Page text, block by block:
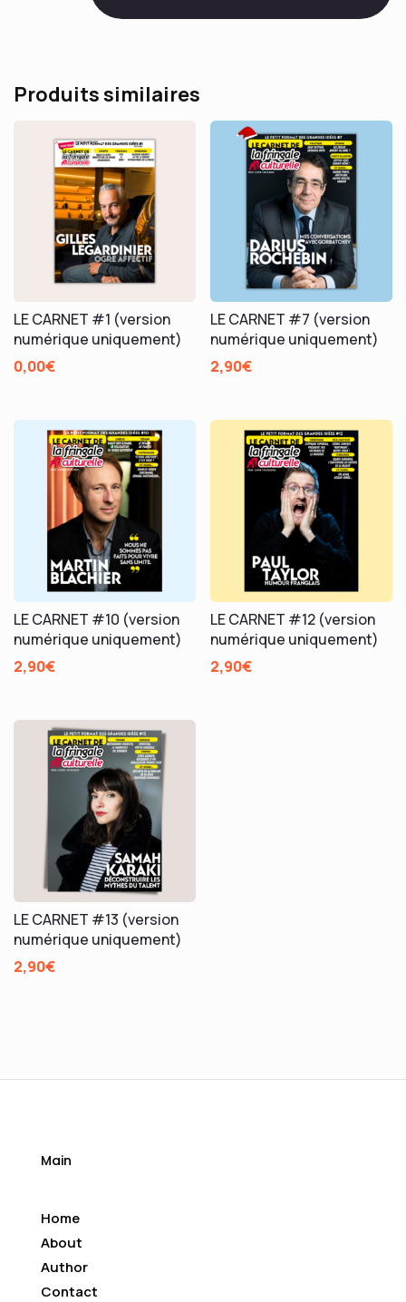
ET
JUDITH
Produits similaires
LE CARNET #1 (version
numérique uniquement)
0,00€
LE CARNET #7 (version
numérique uniquement)
2,90€
LE CARNET #10 (version
numérique uniquement)
2,90€
LE CARNET #12 (version
numérique uniquement)
2,90€
LE CARNET #13 (version
numérique uniquement)
2,90€
Main
Home
About
Author
Contact